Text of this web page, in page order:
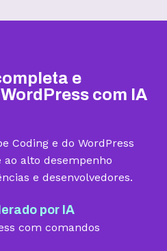
3 sites 5 sites
WordPress
e
com IA
Coding e do WordPress
ao alto desempenho
e desenvolvedores.
por IA
com comandos